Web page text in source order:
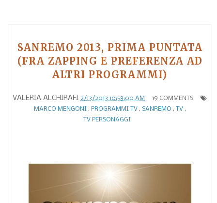
SANREMO 2013, PRIMA PUNTATA
(FRA ZAPPING E PREFERENZA AD
ALTRI PROGRAMMI)
VALERIA ALCHIRAFI 2/13/2013 10:58:00 AM
19 COMMENTS
MARCO MENGONI , PROGRAMMI TV, SANREMO , TV,
TV PERSONAGGI